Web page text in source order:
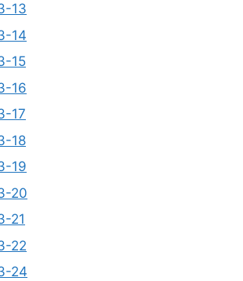
13
14
15
16
17
18
19
20
21
22
24